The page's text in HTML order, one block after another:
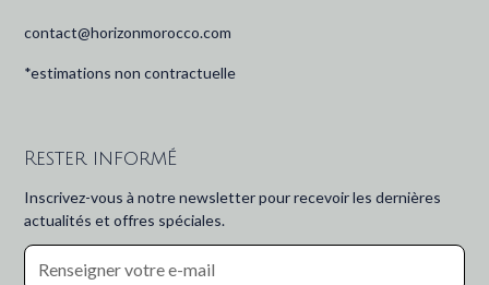
contact@horizonmorocco.com
*estimations non contractuelle
Rester informÉ
Inscrivez-vous à notre newsletter pour recevoir les dernières
actualités et offres spéciales.